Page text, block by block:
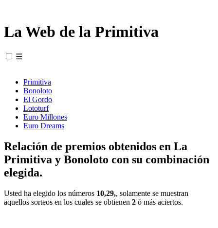
La Web de la Primitiva
☰
Primitiva
Bonoloto
El Gordo
Lototurf
Euro Millones
Euro Dreams
Relación de premios obtenidos en La
Primitiva y Bonoloto con su combinación
elegida.
Usted ha elegido los números 10,29,, solamente se muestran
aquellos sorteos en los cuales se obtienen 2 ó más aciertos.